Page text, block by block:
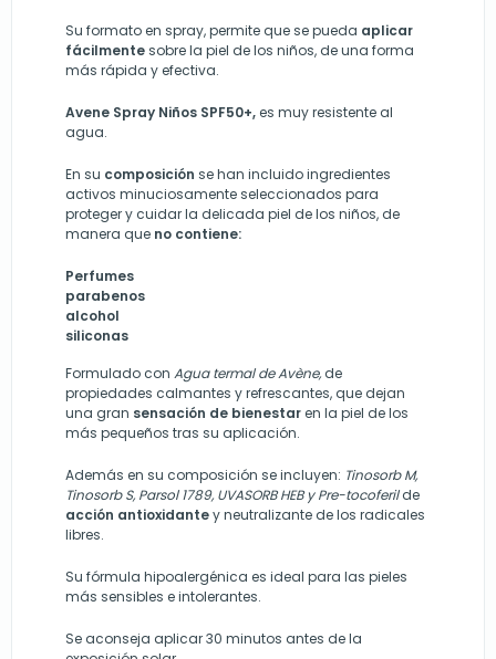
Su formato en spray, permite que se pueda aplicar
fácilmentesobre la piel de los niños, de una forma
más rápida y efectiva.
Avene Spray Niños SPF50+,es muy resistente al
agua.
En su composición se han incluido ingredientes
activos minuciosamente seleccionados para
proteger y cuidar la delicada piel de los niños, de
manera que no contiene:
Perfumes
parabenos
alcohol
siliconas
Formulado con Agua termal de Avène,de
propiedades calmantes y refrescantes, que dejan
una gran sensación de bienestaren la piel de los
más pequeños tras su aplicación.
Además en su composición se incluyen: Tinosorb M,
Tinosorb S, Parsol 1789, UVASORB HEB y Pre-tocoferilde
acción antioxidantey neutralizante de los radicales
libres.
Su fórmula hipoalergénica es ideal para las pieles
más sensibles e intolerantes.
Se aconseja aplicar 30 minutos antes de la